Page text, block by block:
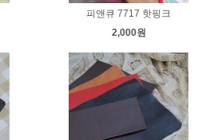
피앤큐 7717 핫핑크
2,000원